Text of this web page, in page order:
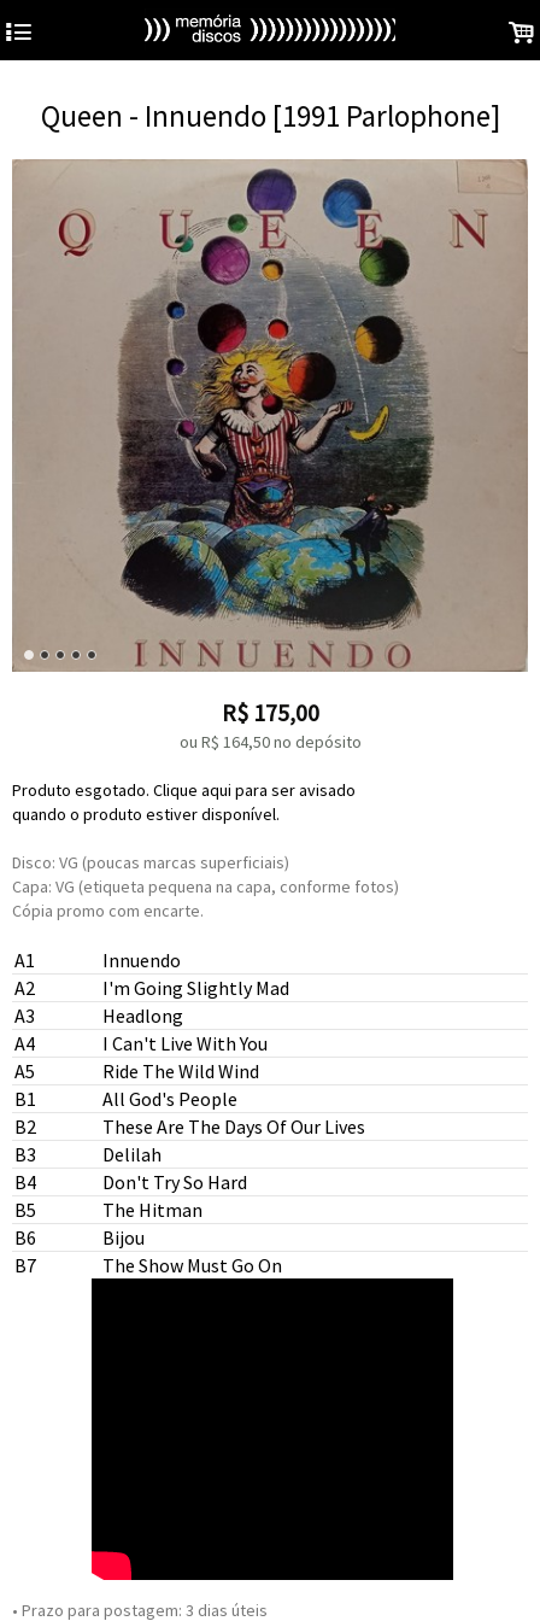
4 .
Queen - Innuendo [1991 Parlophone]
R$ 175,00
ou R$ 164,50no depósito
Produto esgotado. Clique aqui para ser avisado
quando o produto estiver disponível.
Disco: VG (poucas marcas superficiais)
Capa: VG (etiqueta pequena na capa, conforme fotos)
Cópia promo com encarte.
A1
Innuendo
A2
I'm Going Slightly Mad
A3
Headlong
A4
I Can't Live With You
A5
Ride The Wild Wind
B1
All God's People
B2
These Are The Days Of Our Lives
B3
Delilah
B4
Don't Try So Hard
B5
The Hitman
B6
Bijou
B7
The Show Must Go On
• Prazo para postagem: 3 dias úteis